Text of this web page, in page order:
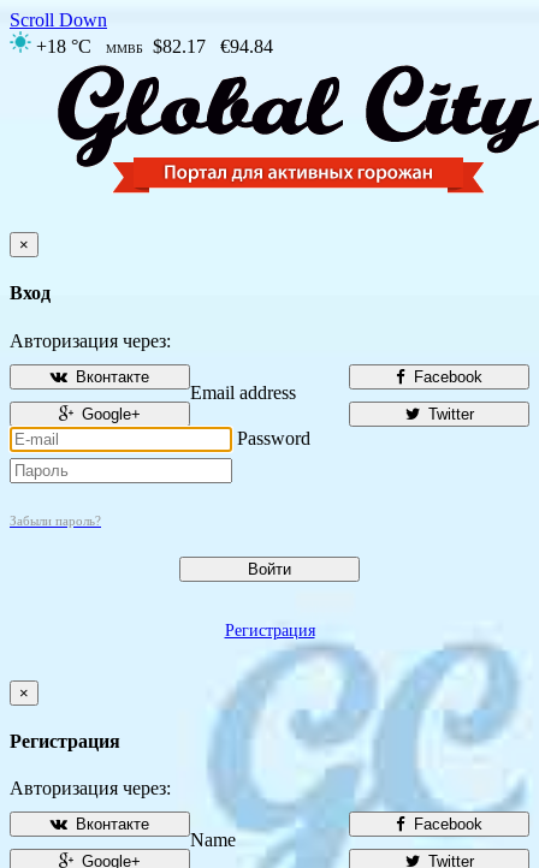
Scroll Down
+18 °C
ММВБ $82.17 €94.84
×
Вход
Авторизация через:
Facebook
Вконтакте
Twitter
Google+
Email address
Password
Забыли пароль?
Войти
Регистрация
×
Регистрация
Авторизация через:
Facebook
Вконтакте
Twitter
Google+
Name